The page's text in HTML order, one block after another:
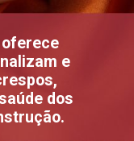
oferece
e
dos